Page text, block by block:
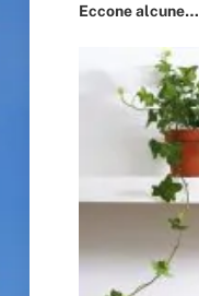
Eccone alcune…